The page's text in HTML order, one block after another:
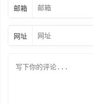
邮箱
网址